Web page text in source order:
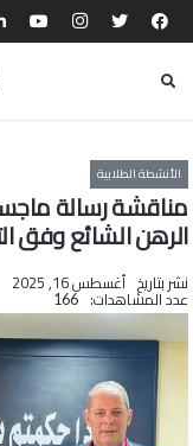
الأنشطة الطلابية
مناقشة رسالة
الرهن الشائع وفق
نشر بتاريخ أغسطس 16, 2025
عدد المشاهدات: 166